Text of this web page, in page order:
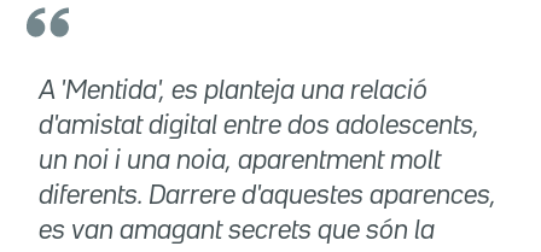
A 'Mentida', es planteja una relació
d'amistat digital entre dos adolescents,
un noi i una noia, aparentment molt
diferents. Darrere d'aquestes aparences,
es van amagant secrets que són la